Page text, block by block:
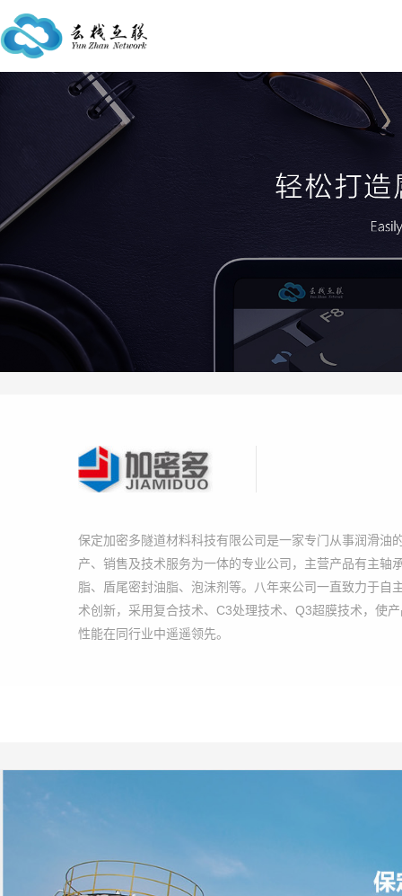
保定加密多隧道材料科技有限公司是一家专门从事润滑油
产、销售及技术服务为一体的专业公司，主营产品有主轴
脂、盾尾密封油脂、泡沫剂等。八年来公司一直致力于自
术创新，采用复合技术、C3处理技术、Q3超膜技术，使
性能在同行业中遥遥领先。